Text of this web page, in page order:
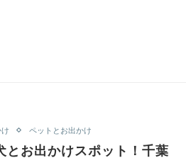
ペットとお出かけ
とお出かけスポット！千葉